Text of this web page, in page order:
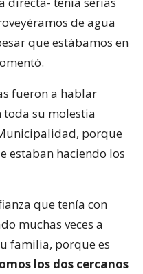
de agua
que estábamos en
fueron a hablar
toda su molestia
porque
estaban haciendo los
que tenía con
muchas veces a
familia, porque es
los dos cercanos